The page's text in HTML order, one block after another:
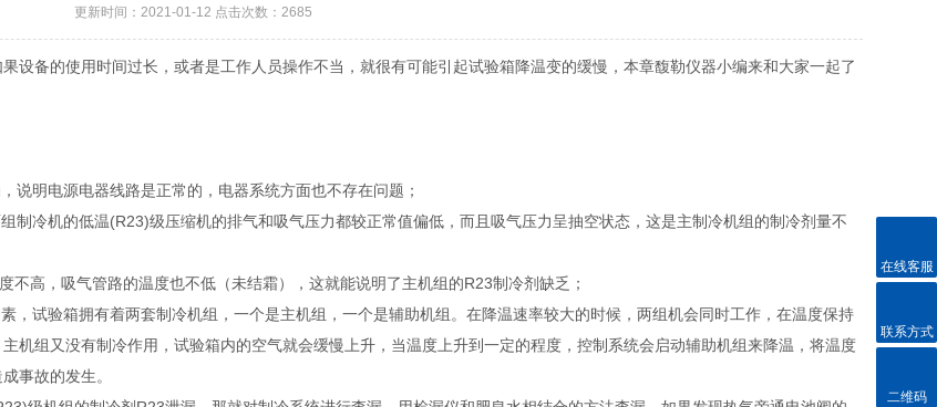
更新时间：2021-01-12 点击次数：2685
设备的使用时间过长，或者是工作人员操作不当，就很有可能引起试验箱降温变的缓慢，本章馥勒仪器小编来和大家一起了
说明电源电器线路是正常的，电器系统方面也不存在问题；
制冷机的低温(R23)级压缩机的排气和吸气压力都较正常值偏低，而且吸气压力呈抽空状态，这是主制冷机组的制冷剂量不
高，吸气管路的温度也不低（未结霜），这就能说明了主机组的R23制冷剂缺乏；
，试验箱拥有着两套制冷机组，一个是主机组，一个是辅助机组。在降温速率较大的时候，两组机会同时工作，在温度保持
机组又没有制冷作用，试验箱内的空气就会缓慢上升，当温度上升到一定的程度，控制系统会启动辅助机组来降温，将温度
事故的发生。
在线客服
联系方式
二维码